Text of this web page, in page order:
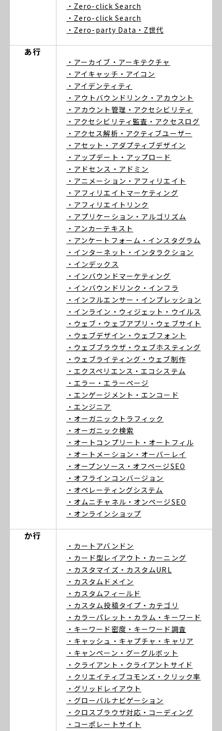
・Zero-click Search
・Zero-click Search
・Zero-party Data ・Z世代
あ行
・アーカイブ ・アーキテクチャ
・アイキャッチ ・アイコン
・アイデンティティ
・アウトバウンドリンク ・アカウント
・アカウント管理 ・アクセシビリティ
・アクセシビリティ監査 ・アクセスログ
・アクセス解析 ・アクティブユーザー
・アセット ・アダプティブデザイン
・アップデート ・アップロード
・アドセンス ・アドミン
・アニメーション ・アフィリエイト
・アフィリエイトマーケティング
・アフィリエイトリンク
・アプリケーション ・アルゴリズム
・アンカーテキスト
・アンケートフォーム ・インスタグラム
・インターネット ・インタラクション
・インデックス
・インバウンドマーケティング
・インバウンドリンク ・インフラ
・インフルエンサー ・インプレッション
・インライン ・ウィジェット ・ウイルス
・ウェブ ・ウェブアプリ ・ウェブサイト
・ウェブデザイン ・ウェブフォント
・ウェブブラウザ ・ウェブホスティング
・ウェブライティング ・ウェブ制作
・エクスペリエンス ・エコシステム
・エラー ・エラーページ
・エンゲージメント ・エンコード
・エンジニア
・オーガニックトラフィック
・オーガニック検索
・オートコンプリート ・オートフィル
・オートメーション ・オーバーレイ
・オープンソース ・オフページSEO
・オフラインコンバージョン
・オペレーティングシステム
・オムニチャネル ・オンページSEO
・オンラインショップ
か行
・カートアバンドン
・カード型レイアウト ・カーニング
・カスタマイズ ・カスタムURL
・カスタムドメイン
・カスタムフィールド
・カスタム投稿タイプ ・カテゴリ
・カラーパレット ・カラム ・キーワード
・キーワード密度 ・キーワード調査
・キャッシュ ・キャプチャ ・キャリア
・キャンペーン ・グーグルボット
・クライアント ・クライアントサイド
・クリエイティブコモンズ ・クリック率
・グリッドレイアウト
・グローバルナビゲーション
・クロスブラウザ対応 ・コーディング
・コーポレートサイト